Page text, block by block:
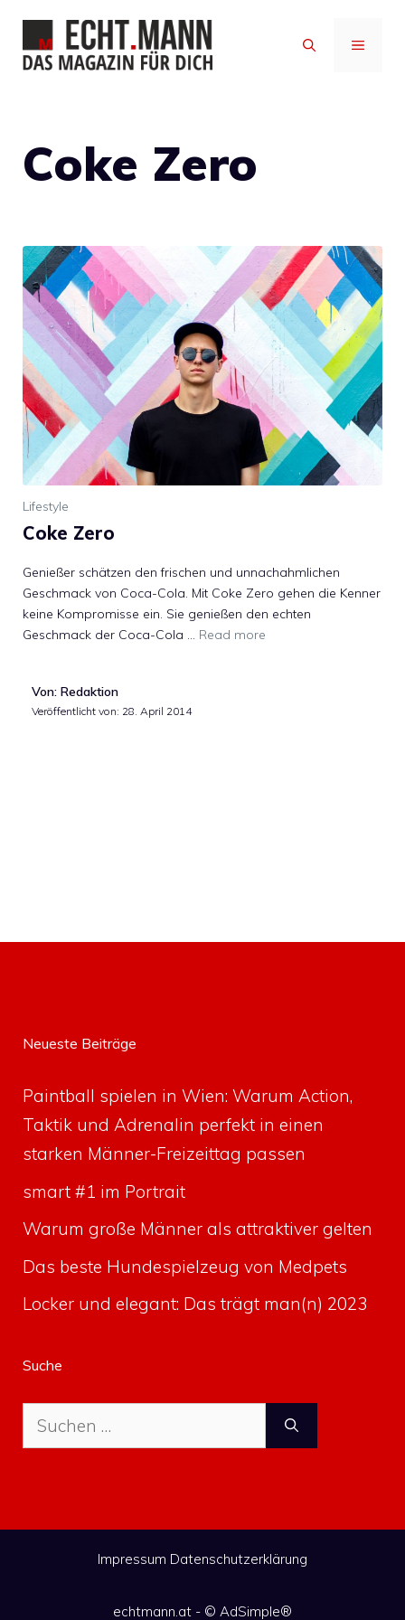
Inhalt
springen
MENÜ
Coke Zero
Lifestyle
Coke Zero
Genießer schätzen den frischen und unnachahmlichen
Geschmack von Coca-Cola. Mit Coke Zero gehen die Kenner
keine Kompromisse ein. Sie genießen den echten
Geschmack der Coca-Cola … Read more
Von: Redaktion
Veröffentlicht von: 28. April 2014
Neueste Beiträge
Paintball spielen in Wien: Warum Action,
Taktik und Adrenalin perfekt in einen
starken Männer-Freizeittag passen
smart #1 im Portrait
Warum große Männer als attraktiver gelten
Das beste Hundespielzeug von Medpets
Locker und elegant: Das trägt man(n) 2023
Suche
Suche
nach:
Impressum Datenschutzerklärung
echtmann.at - © AdSimple®